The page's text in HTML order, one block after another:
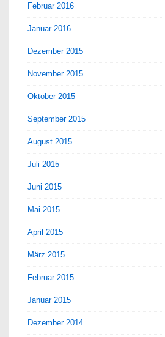
Februar 2016
Januar 2016
Dezember 2015
November 2015
Oktober 2015
September 2015
August 2015
Juli 2015
Juni 2015
Mai 2015
April 2015
März 2015
Februar 2015
Januar 2015
Dezember 2014